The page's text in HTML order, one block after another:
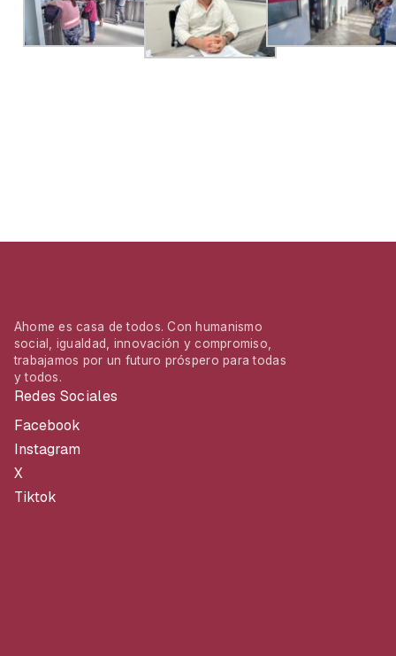
Ahome es casa de todos. Con humanismo
social, igualdad, innovación y compromiso,
trabajamos por un futuro próspero para todas
y todos.
Redes Sociales
Facebook
Instagram
X
Tiktok